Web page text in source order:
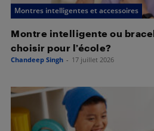
Montres intelligentes et accessoires
Montre intelligente ou
choisir pour l’école?
Chandeep Singh - 17 juillet 2026